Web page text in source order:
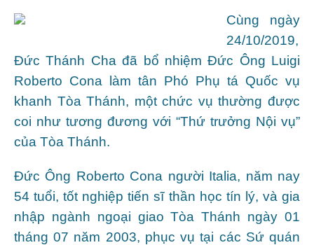
Cùng ngày
24/10/2019,
Đức Thánh Cha đã bổ nhiệm Đức Ông Luigi
Roberto Cona làm tân Phó Phụ tá Quốc vụ
khanh Tòa Thánh, một chức vụ thường được
coi như tương đương với “Thứ trưởng Nội vụ”
của Tòa Thánh.
Đức Ông Roberto Cona người Italia, năm nay
54 tuổi, tốt nghiệp tiến sĩ thần học tín lý, và gia
nhập ngành ngoại giao Tòa Thánh ngày 01
tháng 07 năm 2003, phục vụ tại các Sứ quán